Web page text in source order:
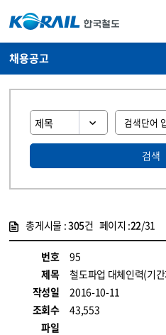
채용공고
검색
총게시물 :305건 페이지 :22/31
번호
95
제목
철도파업 대체인력(기
작성일
2016-10-11
조회수
43,553
파일